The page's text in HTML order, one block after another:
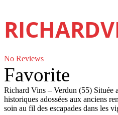
No Reviews
Favorite
Richard Vins – Verdun (55) Située
historiques adossées aux anciens
soin au fil des escapades dans les